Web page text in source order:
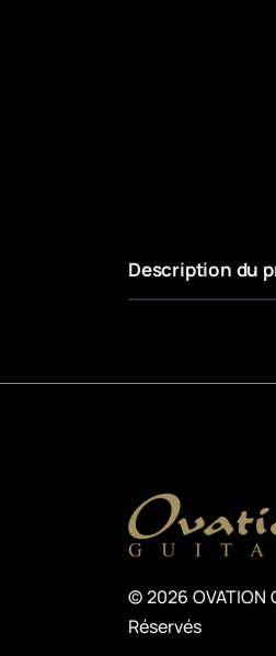
Description du
© 2026 OVATION
Réservés